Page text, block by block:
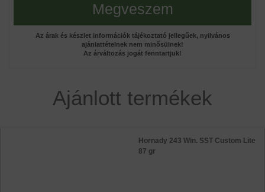
Megveszem
Az árak és készlet információk tájékoztató jellegűek, nyilvános
ajánlattételnek nem minősülnek!
Az árváltozás jogát fenntartjuk!
Ajánlott termékek
Hornady 243 Win. SST Custom Lite
87 gr